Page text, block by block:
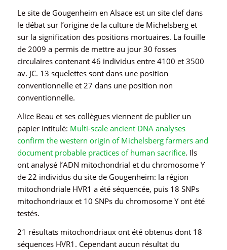
Le site de Gougenheim en Alsace est un site clef dans
le débat sur l’origine de la culture de Michelsberg et
sur la signification des positions mortuaires. La fouille
de 2009 a permis de mettre au jour 30 fosses
circulaires contenant 46 individus entre 4100 et 3500
av. JC. 13 squelettes sont dans une position
conventionnelle et 27 dans une position non
conventionnelle.
Alice Beau et ses collègues viennent de publier un
papier intitulé: Multi-scale ancient DNA analyses
confirm the western origin of Michelsberg farmers and
document probable practices of human sacrifice. Ils
ont analysé l’ADN mitochondrial et du chromosome Y
de 22 individus du site de Gougenheim: la région
mitochondriale HVR1 a été séquencée, puis 18 SNPs
mitochondriaux et 10 SNPs du chromosome Y ont été
testés.
21 résultats mitochondriaux ont été obtenus dont 18
séquences HVR1. Cependant aucun résultat du